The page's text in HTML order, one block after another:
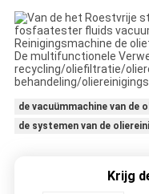
De multifunctionele
recycling/oliefiltratie/
behandeling/
de vacuümmachine van de
de systemen van de
Krijg